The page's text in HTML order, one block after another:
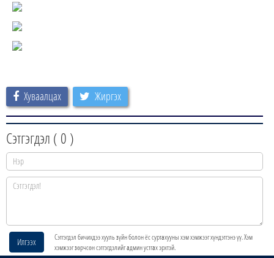
Хуваалцах Жиргэх
Сэтгэгдэл ( 0 )
Илгээх
Сэтгэгдэл бичихдээ хууль зүйн болон ёс суртахууны хэм хэмжээг хүндэтгэнэ үү. Хэм
хэмжээг зөрчсөн сэтгэгдэлийг админ устгах эрхтэй.